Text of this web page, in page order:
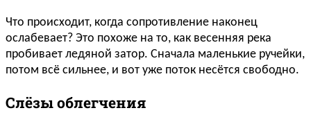
Что происходит, когда сопротивление наконец
ослабевает? Это похоже на то, как весенняя река
пробивает ледяной затор. Сначала маленькие ручейки,
потом всё сильнее, и вот уже поток несётся свободно.
Слёзы облегчения